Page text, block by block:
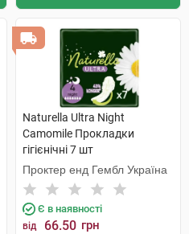
Naturella Ultra Night
Camomile Прокладки
гігієнічні 7 шт
Проктер енд Гембл Україна
Є в наявності
від 66.50 грн